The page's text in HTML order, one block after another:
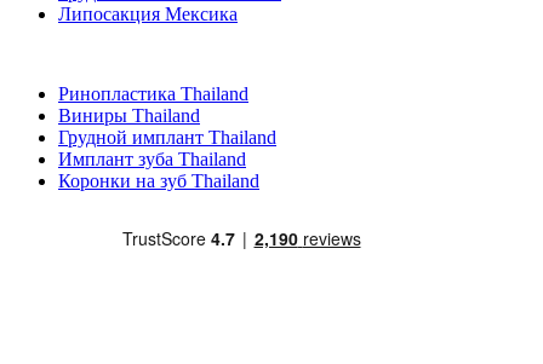
Липосакция Мексика
Ринопластика Thailand
Виниры Thailand
Грудной имплант Thailand
Имплант зуба Thailand
Коронки на зуб Thailand